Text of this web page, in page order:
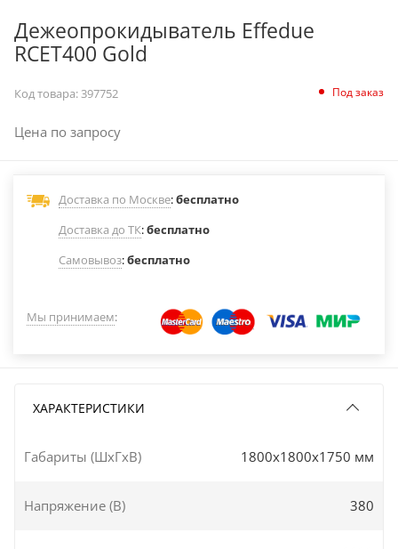
Дежеопрокидыватель Effedue
RCET400 Gold
Код товара:397752 Под заказ
Цена по запросу
Доставка по Москве:бесплатно
Доставка до ТК:бесплатно
Самовывоз:бесплатно
Мы принимаем:
ХАРАКТЕРИСТИКИ
Габариты (ШxГxВ) 1800x1800x1750 мм
Напряжение (В) 380